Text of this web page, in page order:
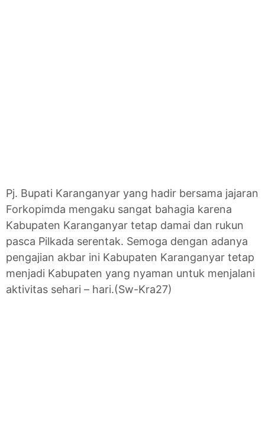
Pj. Bupati Karanganyar yang hadir bersama jajaran
Forkopimda mengaku sangat bahagia karena
Kabupaten Karanganyar tetap damai dan rukun
pasca Pilkada serentak. Semoga dengan adanya
pengajian akbar ini Kabupaten Karanganyar tetap
menjadi Kabupaten yang nyaman untuk menjalani
aktivitas sehari – hari.(Sw-Kra27)